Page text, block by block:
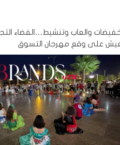
على وقع مهرجان التسوق